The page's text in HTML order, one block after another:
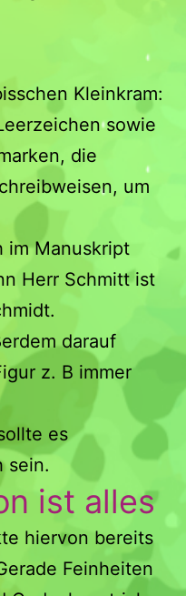
Kleinkram:
sowie
die
um
im Manuskript
Herr Schmitt ist
darauf
z. B immer
es
sein.
ist alles
hiervon bereits
Feinheiten